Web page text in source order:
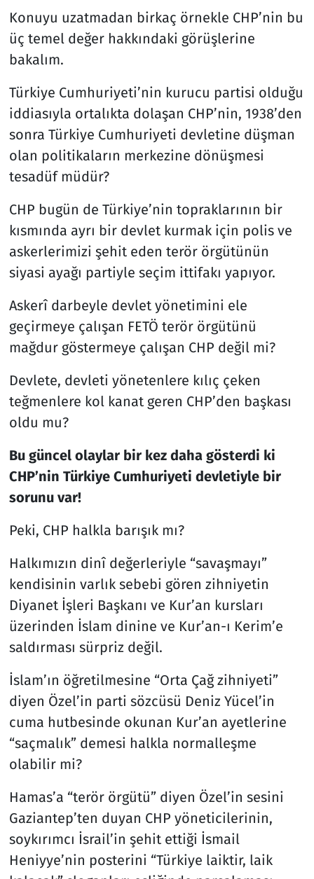
Konuyu uzatmadan birkaç örnekle CHP’nin bu
üç temel değer hakkındaki görüşlerine
bakalım.
Türkiye Cumhuriyeti’nin kurucu partisi olduğu
iddiasıyla ortalıkta dolaşan CHP’nin, 1938’den
sonra Türkiye Cumhuriyeti devletine düşman
olan politikaların merkezine dönüşmesi
tesadüf müdür?
CHP bugün de Türkiye’nin topraklarının bir
kısmında ayrı bir devlet kurmak için polis ve
askerlerimizi şehit eden terör örgütünün
siyasi ayağı partiyle seçim ittifakı yapıyor.
Askerî darbeyle devlet yönetimini ele
geçirmeye çalışan FETÖ terör örgütünü
mağdur göstermeye çalışan CHP değil mi?
Devlete, devleti yönetenlere kılıç çeken
teğmenlere kol kanat geren CHP’den başkası
oldu mu?
Bu güncel olaylar bir kez daha gösterdi ki
CHP’nin Türkiye Cumhuriyeti devletiyle bir
sorunu var!
Peki, CHP halkla barışık mı?
Halkımızın dinî değerleriyle “savaşmayı”
kendisinin varlık sebebi gören zihniyetin
Diyanet İşleri Başkanı ve Kur’an kursları
üzerinden İslam dinine ve Kur’an-ı Kerim’e
saldırması sürpriz değil.
İslam’ın öğretilmesine “Orta Çağ zihniyeti”
diyen Özel’in parti sözcüsü Deniz Yücel’in
cuma hutbesinde okunan Kur’an ayetlerine
“saçmalık” demesi halkla normalleşme
olabilir mi?
Hamas’a “terör örgütü” diyen Özel’in sesini
Gaziantep’ten duyan CHP yöneticilerinin,
soykırımcı İsrail’in şehit ettiği İsmail
Heniyye’nin posterini “Türkiye laiktir, laik